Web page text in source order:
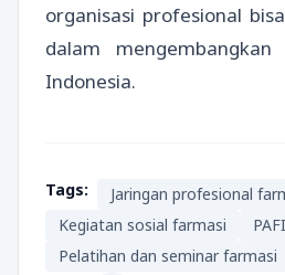
organisasi profesional
dalam
Indonesia.
Tags:
Jaringan profesional
Kegiatan sosial farmasi
Pelatihan dan seminar farmasi